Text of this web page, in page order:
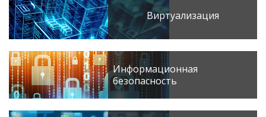
Виртуализация
Информационная
безопасность